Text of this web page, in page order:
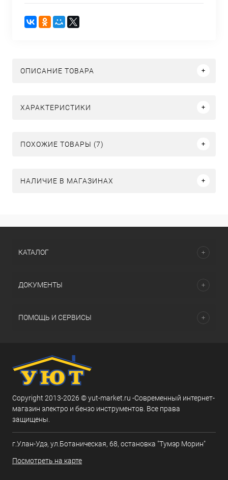
ОПИСАНИЕ ТОВАРА
ХАРАКТЕРИСТИКИ
ПОХОЖИЕ ТОВАРЫ (7)
НАЛИЧИЕ В МАГАЗИНАХ
КАТАЛОГ
ДОКУМЕНТЫ
ПОМОЩЬ И СЕРВИСЫ
Copyright 2013-2026 © yut-market.ru -Современный интернет-
магазин электро и бензо инструментов. Все права
защищены.
г.Улан-Удэ, ул.Ботаническая, 68, остановка "Тумэр Морин"
Посмотреть на карте